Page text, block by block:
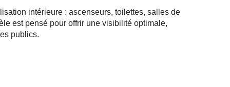
intérieure : ascenseurs, toilettes, salles de
est pensé pour offrir une visibilité optimale,
publics.